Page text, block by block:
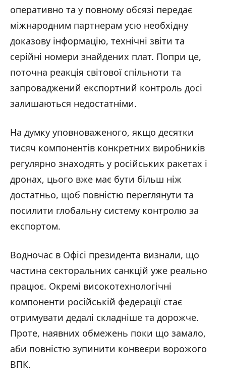
оперативно та у повному обсязі передає
міжнародним партнерам усю необхідну
доказову інформацію, технічні звіти та
серійні номери знайдених плат. Попри це,
поточна реакція світової спільноти та
запроваджений експортний контроль досі
залишаються недостатніми.
На думку уповноваженого, якщо десятки
тисяч компонентів конкретних виробників
регулярно знаходять у російських ракетах і
дронах, цього вже має бути більш ніж
достатньо, щоб повністю переглянути та
посилити глобальну систему контролю за
експортом.
Водночас в Офісі президента визнали, що
частина секторальних санкцій уже реально
працює. Окремі високотехнологічні
компоненти російській федерації стає
отримувати дедалі складніше та дорожче.
Проте, наявних обмежень поки що замало,
аби повністю зупинити конвеєри ворожого
ВПК.